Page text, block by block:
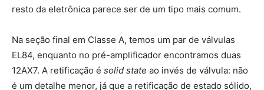
resto da eletrônica parece ser de um tipo mais comum.
Na seção final em Classe A, temos um par de válvulas
EL84, enquanto no pré-amplificador encontramos duas
12AX7. A retificação é solid state ao invés de válvula: não
é um detalhe menor, já que a retificação de estado sólido,